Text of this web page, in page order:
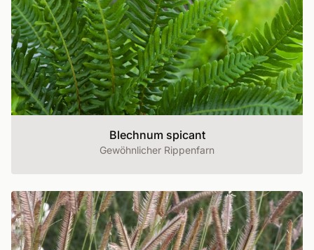
Blechnum spicant
Gewöhnlicher Rippenfarn